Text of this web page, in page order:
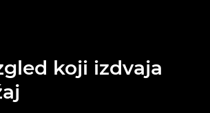
koji izdvaja